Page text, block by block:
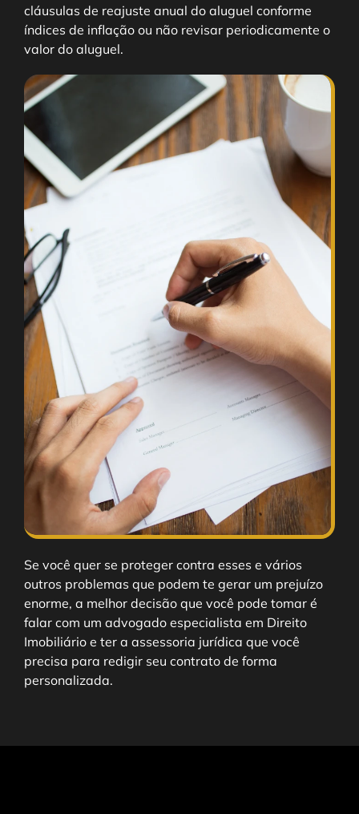
cláusulas de reajuste anual do aluguel conforme
índices de inflação ou não revisar periodicamente o
valor do aluguel.
Se você quer se proteger contra esses e vários
outros problemas que podem te gerar um prejuízo
enorme, a melhor decisão que você pode tomar é
falar com um advogado especialista em Direito
Imobiliário e ter a assessoria jurídica que você
precisa para redigir seu contrato de forma
personalizada.